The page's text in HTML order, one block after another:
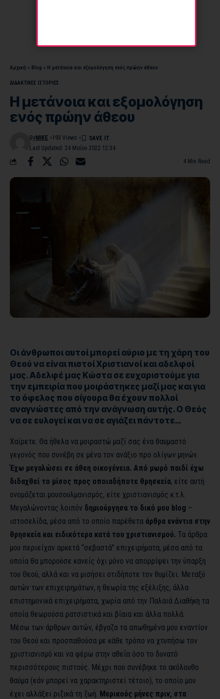
Αρχική » Blog » Η μετάνοια και εξομολόγηση ενός πρώην άθεου
ΔΙΔΑΚΤΙΚΕΣ ΙΣΤΟΡΙΕΣ
Η μετάνοια και εξομολόγηση
ενός πρώην άθεου
Last Updated: 24 Μαΐου 2022 12:34
By MIKE 193 Views
4 Min Read
Οι άνθρωποι αυτοί μπορεί αύριο με τη χάρη του
Θεού να είναι πιστοί Χριστιανοί και αδελφοί
μας. Αδελφέ μας Κώστα σε ευχαριστούμε για
την εμπειρία που μοιράστηκες μαζί μας και για
το όφελος που σίγουρα θα έχουν πολλοί
αναγνώστες από την ανάγνωση αυτής. Ο Θεός
να σε ευλογεί και να σε αγιάζει πάντοτε…
Χαίρετε. Θα ήθελα να μοιραστώ μαζί σας ένα θαυμαστό
γεγονός που συνέβη σε μένα τον ανάξιο προ ολίγων μηνών.
Έχω μεγαλώσει σε άθεη οικογένεια. Από μωρό παιδί έχω
διδαχθεί το μίσος προς οποιαδήποτε θρησκεία, είτε αυτή
ονομάζεται μουσουλμανισμός, είτε χριστιανισμός κ.τ.λ.
Μεγαλώνοντας λοιπόν δημιούργησα το δικό μου blog –
ιστοσελίδα, μέσα από το οποίο παρέθετα άρθρα ενάντια στην
θρησκεία και ειδικότερα κατά του χριστιανισμού. Τα άρθρα
μου περιείχαν αρκετά “σεβαστά” επιχειρήματα, μέσα από τα
οποία θα μπορούσε κανείς όχι μόνο να απορρίψει την ύπαρξη
του Θεού, αλλά και να μισήσει οτιδήποτε τον θυμίζει. Μεταξύ
αυτών των επιχειρημάτων, η θεωρία της εξέλιξης, άλλα
επιστημονικά επιχειρήματα, χωρία από την Παλαιά Διαθήκη τα
οποία θεωρούσα ρατσιστικά και βίαια και άλλα πολλά.
Μέσω των άρθρων αυτών, έβγαζα τα απωθημένα μου εναντίον
του Θεού και προσπαθούσα με κάθε τρόπο να χτυπήσω τον
χριστιανισμό και να φέρω στην αθεΐα όσο το δυνατό
περισσότερους πιστούς. Μέχρι που συνέβηκε το ακόλουθο
θαύμα (εάν μπορεί να χαρακτηριστεί τέτοιο), το οποίο μου
έχει αλλάξει ριζικά τη ζωή. Μερικούς μήνες πριν, στα